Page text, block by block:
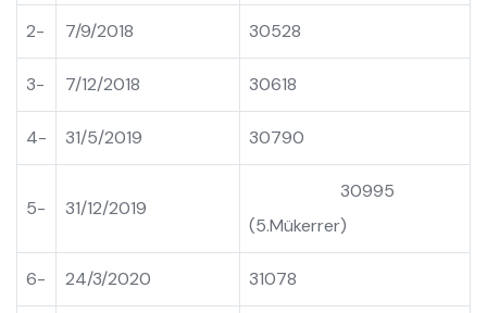
2- 7/9/2018 30528
3- 7/12/2018 30618
4- 31/5/2019 30790
5- 31/12/2019
30995
(5.Mükerrer)
6- 24/3/2020 31078